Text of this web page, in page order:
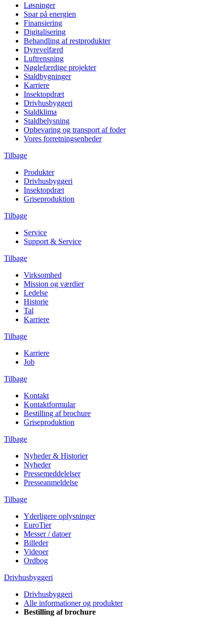
Løsninger
Spar på energien
Finansiering
Digitalisering
Behandling af restprodukter
Dyrevelfærd
Luftrensning
Nøglefærdige projekter
Staldbygninger
Karriere
Insektopdræt
Drivhusbyggeri
Staldklima
Staldbelysning
Opbevaring og transport af foder
Vores forretningsenheder
Tilbage
Produkter
Drivhusbyggeri
Insektopdræt
Griseproduktion
Tilbage
Service
Support & Service
Tilbage
Virksomhed
Mission og værdier
Ledelse
Historie
Tal
Karriere
Tilbage
Karriere
Job
Tilbage
Kontakt
Kontaktformular
Bestilling af brochure
Griseproduktion
Tilbage
Nyheder & Historier
Nyheder
Pressemeddelelser
Presseanmeldelse
Tilbage
Yderligere oplysninger
EuroTier
Messer / datoer
Billeder
Videoer
Ordbog
Drivhusbyggeri
Drivhusbyggeri
Alle informationer og produkter
Bestilling af brochure